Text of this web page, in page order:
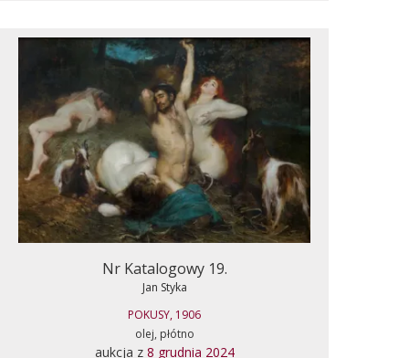
Nr Katalogowy 19.
Jan Styka
POKUSY, 1906
olej, płótno
aukcja z 8 grudnia 2024